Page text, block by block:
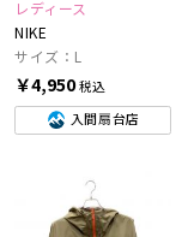
レディース
NIKE
サイズ：L
￥4,950税込
入間扇台店